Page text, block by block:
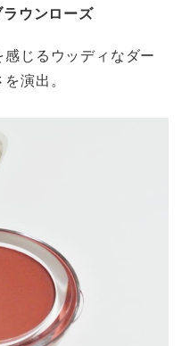
ウンローズ
じるウッディなダー
演出。